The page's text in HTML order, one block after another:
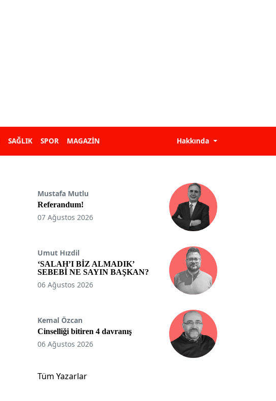
SAĞLIK SPOR MAGAZİN Hakkında
Mustafa Mutlu
Referandum!
07 Ağustos 2026
Umut Hızdil
‘SALAH’I BİZ ALMADIK’
SEBEBİ NE SAYIN BAŞKAN?
06 Ağustos 2026
Kemal Özcan
Cinselliği bitiren 4 davranış
06 Ağustos 2026
Tüm Yazarlar